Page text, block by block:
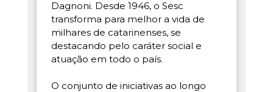
Dagnoni. Desde 1946, o Sesc
transforma para melhor a vida de
milhares de catarinenses, se
destacando pelo caráter social e
atuação em todo o país.
O conjunto de iniciativas ao longo